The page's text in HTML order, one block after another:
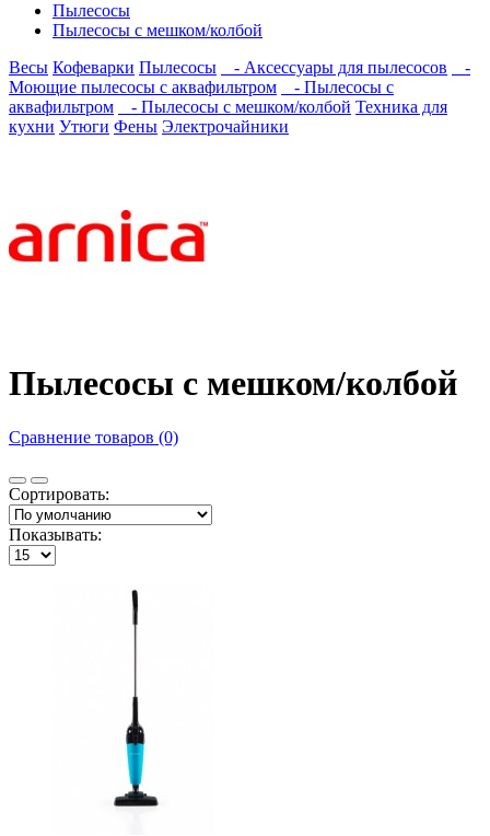
Пылесосы
Пылесосы с мешком/колбой
Весы Кофеварки Пылесосы - Аксессуары для пылесосов
-
Моющие пылесосы с аквафильтром
- Пылесосы с
аквафильтром
- Пылесосы с мешком/колбой Техника для
кухни Утюги Фены Электрочайники
Пылесосы с мешком/колбой
Сравнение товаров (0)
Сортировать:
Показывать: